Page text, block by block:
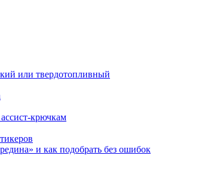
или твердотопливный
крючкам
и как подобрать без ошибок